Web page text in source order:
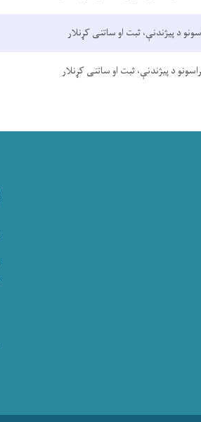
د پیژندنې، ثبت او ساتنی کړنلار
د پیژندنې، ثبت او ساتنی کړنلار